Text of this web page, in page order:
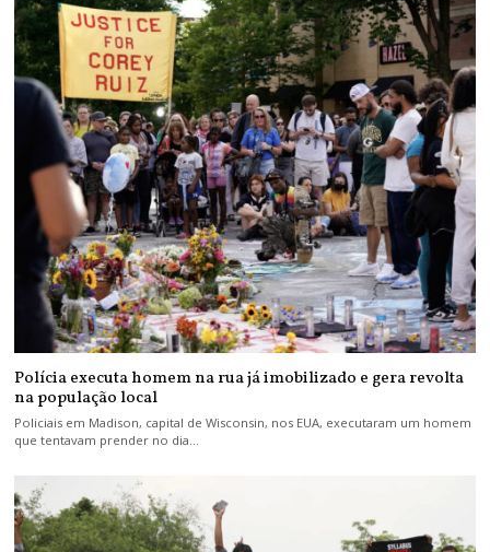
Polícia executa homem na rua já imobilizado e gera revolta
na população local
Policiais em Madison, capital de Wisconsin, nos EUA, executaram um homem
que tentavam prender no dia…